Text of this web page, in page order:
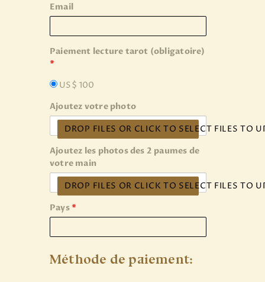
Email
Paiement lecture tarot (obligatoire)
*
US$ 100
Ajoutez votre photo
DROP FILES OR CLICK TO SELECT FILES TO
Ajoutez les photos des 2 paumes de
votre main
DROP FILES OR CLICK TO SELECT FILES TO
Pays *
Méthode de paiement: